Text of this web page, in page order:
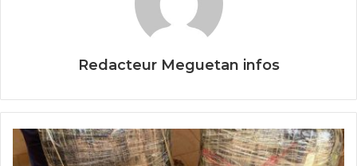
Redacteur Meguetan infos